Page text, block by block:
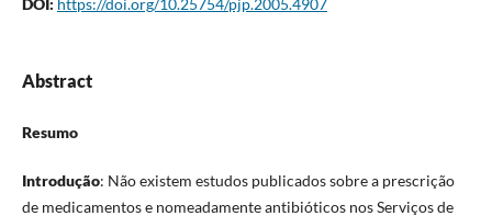
DOI: https://doi.org/10.25754/pjp.2005.4907
Abstract
Resumo
Introdução: Não existem estudos publicados sobre a prescrição
de medicamentos e nomeadamente antibióticos nos Serviços de